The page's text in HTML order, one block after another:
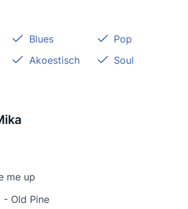
Blues
Pop
Akoestisch
Soul
me up
- Old Pine